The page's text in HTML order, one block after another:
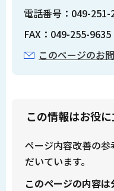
電話番号：049-251-
FAX：049-255-9635
このページのお
この情報はお役
ページ内容改善の
だいています。
このページの内容